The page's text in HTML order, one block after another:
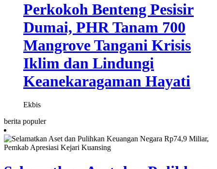
Perkokoh Benteng Pesisir
Dumai, PHR Tanam 700
Mangrove Tangani Krisis
Iklim dan Lindungi
Keanekaragaman Hayati
Ekbis
berita populer